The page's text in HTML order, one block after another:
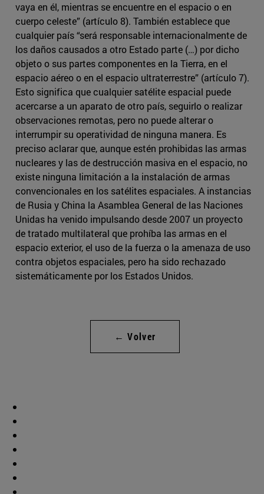
vaya en él, mientras se encuentre en el espacio o en
cuerpo celeste” (artículo 8). También establece que
cualquier país “será responsable internacionalmente de
los daños causados a otro Estado parte (…) por dicho
objeto o sus partes componentes en la Tierra, en el
espacio aéreo o en el espacio ultraterrestre” (artículo 7).
Esto significa que cualquier satélite espacial puede
acercarse a un aparato de otro país, seguirlo o realizar
observaciones remotas, pero no puede alterar o
interrumpir su operatividad de ninguna manera. Es
preciso aclarar que, aunque estén prohibidas las armas
nucleares y las de destrucción masiva en el espacio, no
existe ninguna limitación a la instalación de armas
convencionales en los satélites espaciales. A instancias
de Rusia y China la Asamblea General de las Naciones
Unidas ha venido impulsando desde 2007 un proyecto
de tratado multilateral que prohíba las armas en el
espacio exterior, el uso de la fuerza o la amenaza de uso
contra objetos espaciales, pero ha sido rechazado
sistemáticamente por los Estados Unidos.
← Volver